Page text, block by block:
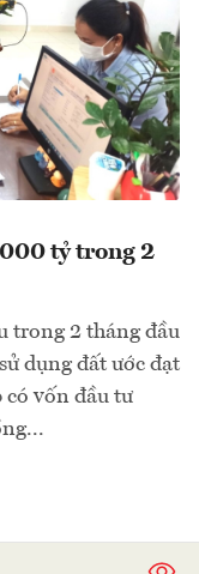
tỷ trong 2
trong 2 tháng đầu
dụng đất ước đạt
có vốn đầu tư